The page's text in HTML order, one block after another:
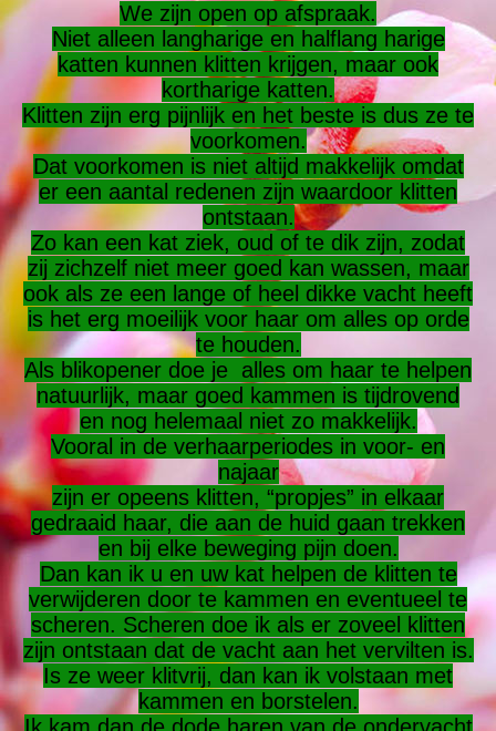
We zijn open op afspraak.
Niet alleen langharige en halflang harige
katten kunnen klitten krijgen, maar ook
kortharige katten.
Klitten zijn erg pijnlijk en het beste is dus ze te
voorkomen.
Dat voorkomen is niet altijd makkelijk omdat
er een aantal redenen zijn waardoor klitten
ontstaan.
Zo kan een kat ziek, oud of te dik zijn, zodat
zij zichzelf niet meer goed kan wassen, maar
ook als ze een lange of heel dikke vacht heeft
is het erg moeilijk voor haar om alles op orde
te houden.
Als blikopener doe je alles om haar te helpen
natuurlijk, maar goed kammen is tijdrovend
en nog helemaal niet zo makkelijk.
Vooral in de verhaarperiodes in voor- en
najaar
zijn er opeens klitten, “propjes” in elkaar
gedraaid haar, die aan de huid gaan trekken
en bij elke beweging pijn doen.
Dan kan ik u en uw kat helpen de klitten te
verwijderen door te kammen en eventueel te
scheren. Scheren doe ik als er zoveel klitten
zijn ontstaan dat de vacht aan het vervilten is.
Is ze weer klitvrij, dan kan ik volstaan met
kammen en borstelen.